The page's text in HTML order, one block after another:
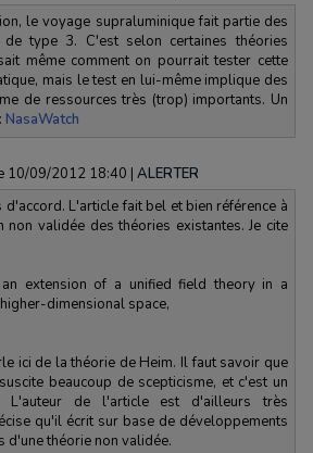
le voyage supraluminique fait partie des
de type 3. C'est selon certaines théories
même comment on pourrait tester cette
mais le test en lui-même implique des
de ressources très (trop) importants. Un
NasaWatch
10/09/2012 18:40 | ALERTER
d'accord. L'article fait bel et bien référence à
non validée des théories existantes. Je cite
extension of a unified field theory in a
dimensional space,
ici de la théorie de Heim. Il faut savoir que
beaucoup de scepticisme, et c'est un
L'auteur de l'article est d'ailleurs très
qu'il écrit sur base de développements
d'une théorie non validée.